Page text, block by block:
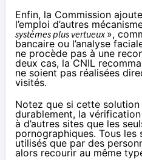
Enfin, la Commission
l’emploi d’autres
systèmes plus vertueux»,
bancaire ou l’analyse
ne procède pas à une
deux cas, la CNIL
ne soient pas réalisées
visités.
Notez que si cette solution
durablement, la vérification
à d’autres sites que les
pornographiques. Tous
utilisés que par des
alors recourir au même